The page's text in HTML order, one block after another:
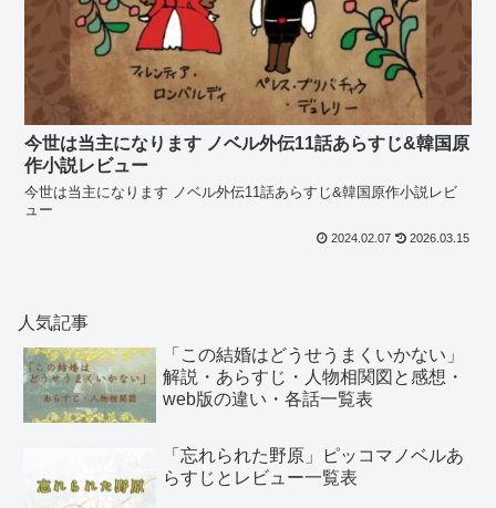
今世は当主になります ノベル外伝11話あらすじ&韓国原
作小説レビュー
今世は当主になります ノベル外伝11話あらすじ&韓国原作小説レビ
ュー
2024.02.07 2026.03.15
人気記事
「この結婚はどうせうまくいかない」
解説・あらすじ・人物相関図と感想・
web版の違い・各話一覧表
「忘れられた野原」ピッコマノベルあ
らすじとレビュー一覧表